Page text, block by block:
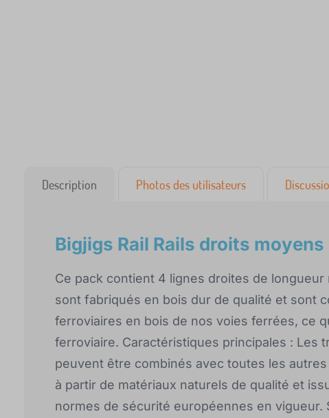
Description Photos des utilisateurs
Bigjigs Rail Rails droits moyens
Ce pack contient 4 lignes droites de
sont fabriqués en bois dur de qualité et sont
ferroviaires en bois de nos voies ferrées, ce
ferroviaire. Caractéristiques principales : Les
peuvent être combinés avec toutes les
à partir de matériaux naturels de qualité et
normes de sécurité européennes en vigueur.